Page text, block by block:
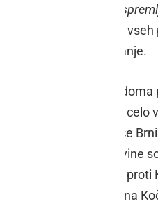
naj ostanejo doma,
," je skupni poziv
za zaščito in reševanje.
je
padla v nočnih urah, je
postaji Letališče
Najmočnejše padavine
preko Gorenjske
na JV Slovenije - na